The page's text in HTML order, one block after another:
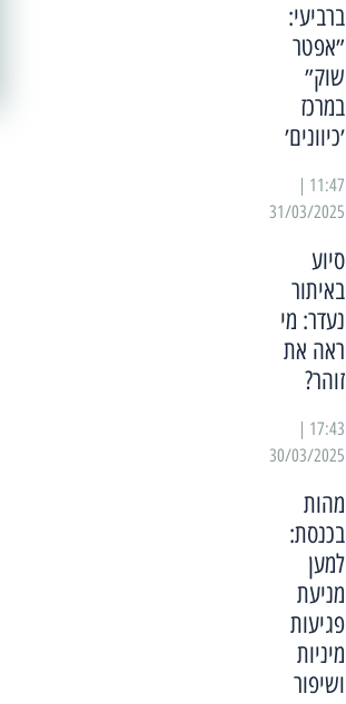
ברביעי:
״אפטר
שוק״
במרכז
׳כיוונים׳
31/03/2025
סיוע
באיתור
נעדר: מי
ראה את
זוהר?
30/03/2025
מהות
בכנסת:
למען
מניעת
פגיעות
מיניות
ושיפור